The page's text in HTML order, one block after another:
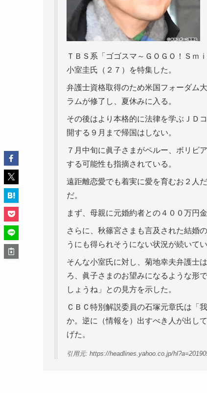
ＴＢＳ系「ゴゴスマ～ＧＯＧＯ！Ｓｍ
小室圭氏（２７）を特集した。
弁護士資格取得のため米国フォーダム
ラムが修了し、夏休みに入る。
その後はより本格的に法律を学ぶＪＤ
開する９月まで帰国はしない。
７月中旬に眞子さまがペルー、ボリビ
する可能性も指摘されている。
遠距離恋愛でも着実に愛を育むお２人
だ。
まず、母親に元婚約者との４００万円
さらに、秋篠宮さまも言及された結婚
うにも得られそうにない状況が続いて
そんな小室氏に対し、菊地幸夫弁護士
ろ、眞子さまのお望みになるような形
しょうね」との見方を示した。
ＣＢＣ特別解説委員の石塚元章氏は「
か。逆に（情報を）出すべき人が出し
げた。
引用元: https://headlines.yahoo.co.jp/